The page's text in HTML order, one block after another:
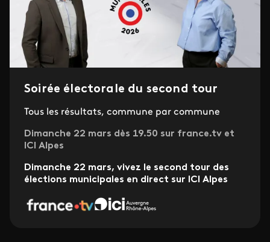
Soirée électorale du second tour
Tous les résultats, commune par commune
Dimanche 22 mars dès 19.50 sur france.tv et
ICI Alpes
Dimanche 22 mars, vivez le second tour des
élections municipales en direct sur ICI Alpes